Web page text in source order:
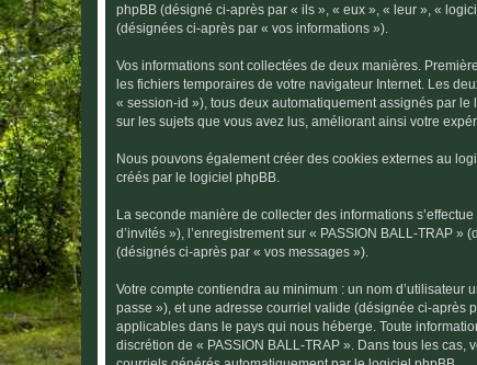
phpBB (désigné ci-après par « ils », « eux », « leur », «
(désignées ci-après par « vos informations »).
Vos informations sont collectées de deux manières.
les fichiers temporaires de votre navigateur Internet. Les
« session-id »), tous deux automatiquement assignés par
sur les sujets que vous avez lus, améliorant ainsi votre
Nous pouvons également créer des cookies externes au
créés par le logiciel phpBB.
La seconde manière de collecter des informations
d’invités »), l’enregistrement sur « PASSION BALL-TRAP
(désignés ci-après par « vos messages »).
Votre compte contiendra au minimum : un nom
passe »), et une adresse courriel valide (désignée ci-après
applicables dans le pays qui nous héberge. Toute
discrétion de « PASSION BALL-TRAP ». Dans tous les